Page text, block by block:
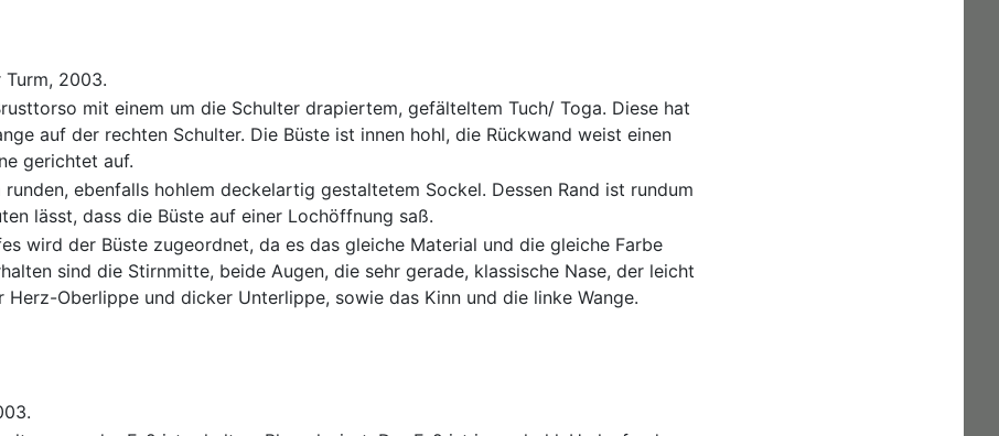
2003.
mit einem um die Schulter drapiertem, gefälteltem Tuch/ Toga. Diese hat
auf der rechten Schulter. Die Büste ist innen hohl, die Rückwand weist einen
gerichtet auf.
ebenfalls hohlem deckelartig gestaltetem Sockel. Dessen Rand ist rundum
lässt, dass die Büste auf einer Lochöffnung saß.
wird der Büste zugeordnet, da es das gleiche Material und die gleiche Farbe
sind die Stirnmitte, beide Augen, die sehr gerade, klassische Nase, der leicht
Oberlippe und dicker Unterlippe, sowie das Kinn und die linke Wange.